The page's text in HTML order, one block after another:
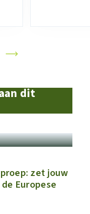
dit
zet jouw
Europese